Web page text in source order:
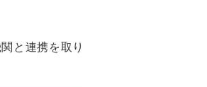
と連携を取り